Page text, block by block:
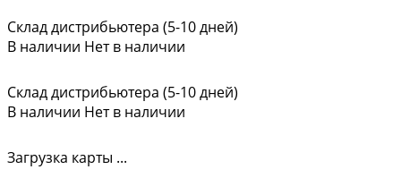
Склад дистрибьютера (5-10 дней)
В наличии Нет в наличии
Склад дистрибьютера (5-10 дней)
В наличии Нет в наличии
Загрузка карты ...